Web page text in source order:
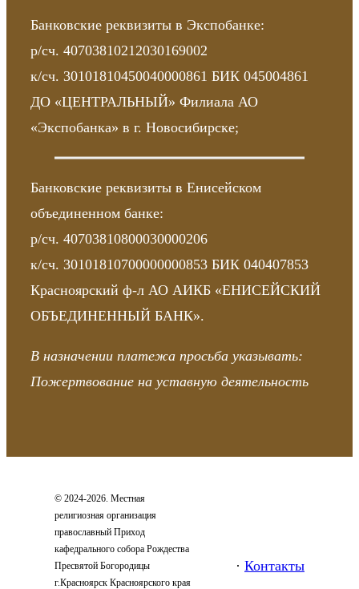
Банковские реквизиты в Экспобанке:
р/сч. 40703810212030169002
к/сч. 30101810450040000861 БИК 045004861
ДО «ЦЕНТРАЛЬНЫЙ» Филиала АО
«Экспобанка» в г. Новосибирске;
Банковские реквизиты в Енисейском
объединенном банке:
р/сч. 40703810800030000206
к/сч. 30101810700000000853 БИК 040407853
Красноярский ф-л АО АИКБ «ЕНИСЕЙСКИЙ
ОБЪЕДИНЕННЫЙ БАНК».
В назначении платежа просьба указывать:
Пожертвование на уставную деятельность
© 2024-2026. Местная
религиозная организация
православный Приход
кафедрального собора Рождества
Пресвятой Богородицы
г.Красноярск Красноярского края
· Контакты